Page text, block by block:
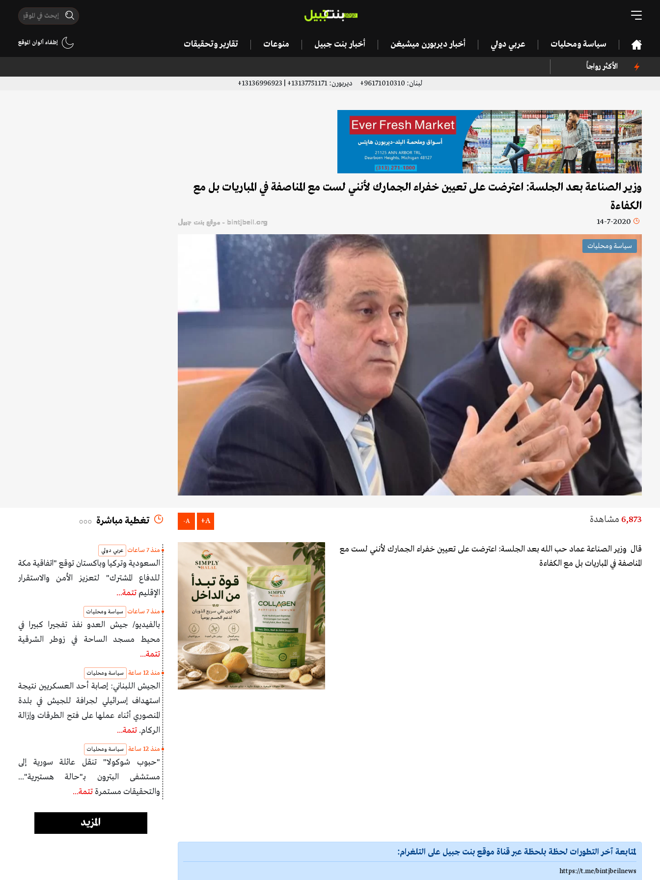
سياسة ومحليات عربي دولي أخبار ديربورن ميشيغن أخبار بنت جبيل منوعات تقارير وتحقيقات إطفاء ألوان الموقع
الأكثر رواجاً
لبنان: 96171010310+ ديربورن: 13137751171+ | 13136996923+
وزير الصناعة بعد الجلسة: اعترضت على تعيين خفراء الجمارك لأنني لست مع المناصفة في المباريات بل مع
الكفاءة
14-7-2020 bintjbeil.org - موقع بنت جبيل
سياسة ومحليات
6,873 مشاهدة A+
A-
قال وزير الصناعة عماد حب الله بعد الجلسة: اعترضت على تعيين خفراء الجمارك لأنني لست مع
المناصفة في المباريات بل مع الكفاءة
لمتابعة آخر التطورات لحظة بلحظة عبر قناة موقع بنت جبيل على التلغرام:
https://t.me/bintjbeilnews
تغطية مباشرة
منذ 7 ساعات عربي دولي
السعودية وتركيا وباكستان توقع "اتفاقية مكة
للدفاع المشترك" لتعزيز الأمن والاستقرار
الإقليم تتمة...
منذ 7 ساعات سياسة ومحليات
بالفيديو/ جيش العدو نفذ تفجيرا كبيرا في
محيط مسجد الساحة في زوطر الشرقية
تتمة...
منذ 12 ساعة سياسة ومحليات
الجيش اللبناني: إصابة أحد العسكريين نتيجة
استهداف إسرائيلي لجرافة للجيش في بلدة
المنصوري أثناء عملها على فتح الطرقات وإزالة
الركام. تتمة...
منذ 12 ساعة سياسة ومحليات
"حبوب شوكولا" تنقل عائلة سورية إلى
مستشفى البترون بـ"حالة هستيرية"...
والتحقيقات مستمرة تتمة...
المزيد